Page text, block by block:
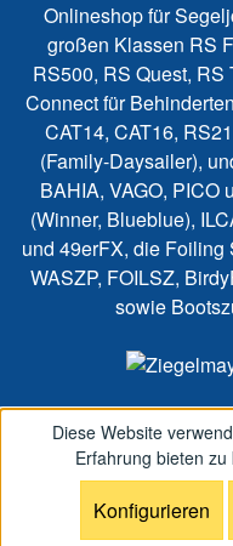
Onlineshop für
großen Klassen RS
RS500, RS Quest, RS
Connect für
CAT14, CAT16,
(Family-Daysailer),
BAHIA, VAGO, PICO
(Winner, Blueblue),
und 49erFX, die
WASZP, FOILSZ,
sowie
Diese Website
Erfahrung bieten zu
Konfigurieren